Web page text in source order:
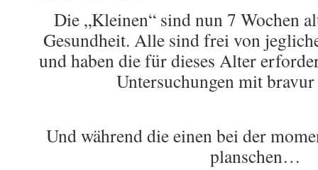
Die „Kleinen“ sind nun 7 Wochen
Gesundheit. Alle sind frei von
und haben die für dieses Alter
Untersuchungen mit bravur
Und während die einen bei der
planschen…